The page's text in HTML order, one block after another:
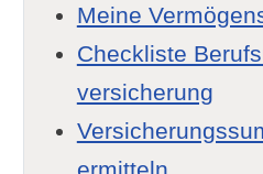
Meine
Checkliste
versicherung
ermitteln